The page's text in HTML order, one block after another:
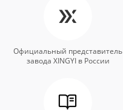
Официальный представитель
завода XINGYI в России